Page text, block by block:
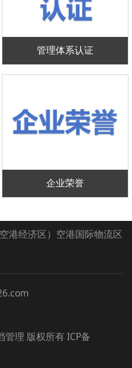
管理体系认证
企业荣誉
港经济区）空港国际物流区
理 版权所有 ICP备